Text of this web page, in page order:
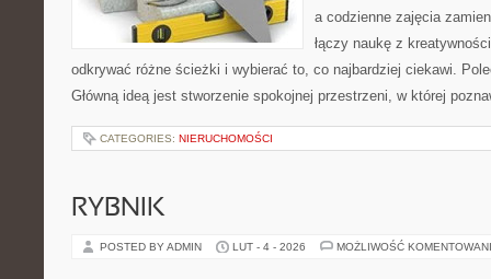
a codzienne zajęcia
łączy naukę z
odkrywać różne ścieżki i wybierać to, co najbardziej ciekawi.
Główną ideą jest stworzenie spokojnej przestrzeni, w której
CATEGORIES: NIERUCHOMOŚCI
RYBNIK
POSTED BY ADMIN LUT - 4 - 2026 MOŻLIWOŚĆ